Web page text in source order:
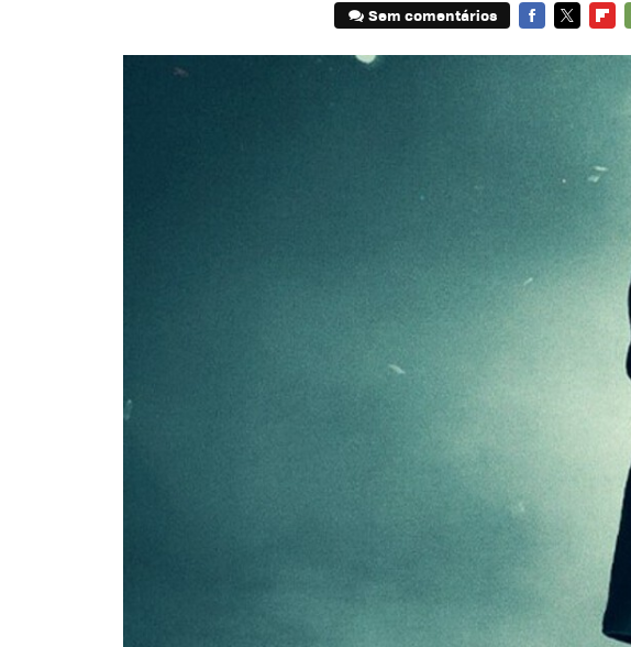
Sem comentários